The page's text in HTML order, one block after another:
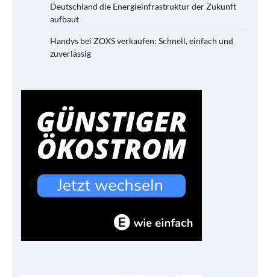
Deutschland die Energieinfrastruktur der Zukunft
aufbaut
Handys bei ZOXS verkaufen: Schnell, einfach und
zuverlässig